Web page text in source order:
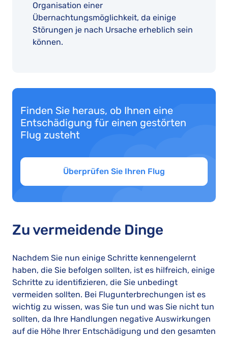
Organisation einer
Übernachtungsmöglichkeit, da einige
Störungen je nach Ursache erheblich sein
können.
Finden Sie heraus, ob Ihnen eine
Entschädigung für einen gestörten
Flug zusteht
Überprüfen Sie Ihren Flug
Zu vermeidende Dinge
Nachdem Sie nun einige Schritte kennengelernt
haben, die Sie befolgen sollten, ist es hilfreich, einige
Schritte zu identifizieren, die Sie unbedingt
vermeiden sollten. Bei Flugunterbrechungen ist es
wichtig zu wissen, was Sie tun und was Sie nicht tun
sollten, da Ihre Handlungen negative Auswirkungen
auf die Höhe Ihrer Entschädigung und den gesamten